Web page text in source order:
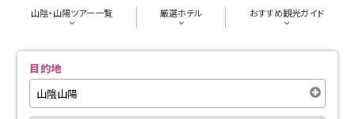
山陰・山陽ツアー一覧 厳選ホテル おすすめ観光ガイド
目的地
山陰山陽